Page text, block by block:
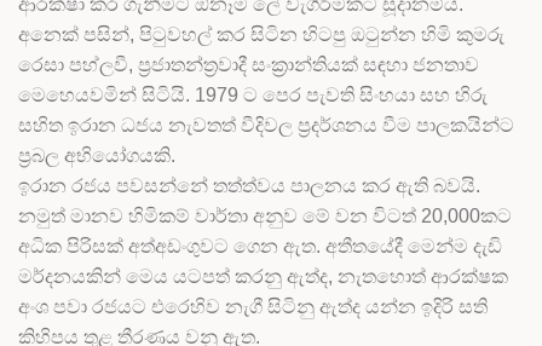
ආරක්ෂා කර ගැනීමට ඕනෑම ලේ වැගිරීමකට සූදානම්ය.
අනෙක් පසින්, පිටුවහල් කර සිටින හිටපු ඔටුන්න හිමි කුමරු
රෙසා පහ්ලවී, ප්‍රජාතන්ත්‍රවාදී සංක්‍රාන්තියක් සඳහා ජනතාව
මෙහෙයවමින් සිටියි. 1979 ට පෙර පැවති සිංහයා සහ හිරු
සහිත ඉරාන ධජය නැවතත් වීදිවල ප්‍රදර්ශනය වීම පාලකයින්ට
ප්‍රබල අභියෝගයකි.
ඉරාන රජය පවසන්නේ තත්ත්වය පාලනය කර ඇති බවයි.
නමුත් මානව හිමිකම් වාර්තා අනුව මේ වන විටත් 20,000කට
අධික පිරිසක් අත්අඩංගුවට ගෙන ඇත. අතීතයේදී මෙන්ම දැඩි
මර්දනයකින් මෙය යටපත් කරනු ඇත්ද, නැතහොත් ආරක්ෂක
අංශ පවා රජයට එරෙහිව නැගී සිටිනු ඇත්ද යන්න ඉදිරි සති
කිහිපය තුළ තීරණය වනු ඇත.